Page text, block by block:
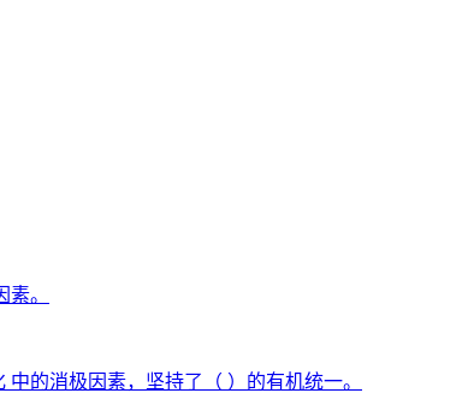
。
的消极因素，坚持了（ ）的有机统一。